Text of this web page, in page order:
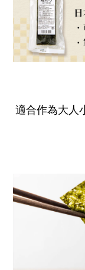
適合作為大人